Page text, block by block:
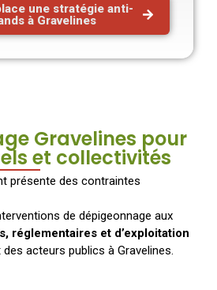
une stratégie anti-
à Gravelines
Gravelines pour
et collectivités
présente des contraintes
de dépigeonnage aux
réglementaires et d’exploitation
acteurs publics à Gravelines.